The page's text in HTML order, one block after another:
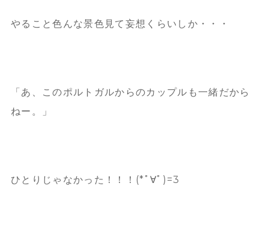
やること色んな景色見て妄想くらいしか・・・
「あ、このポルトガルからのカップルも一緒だから
ねー。」
ひとりじゃなかった！！！(*ﾟ∀ﾟ)=3